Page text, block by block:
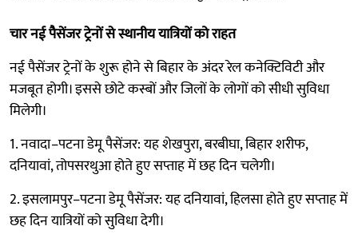
चार नई पैसेंजर ट्रेनों से स्थानीय यात्रियों को राहत
नई पैसेंजर ट्रेनों के शुरू होने से बिहार के अंदर रेल कनेक्टिविटी और
मजबूत होगी। इससे छोटे कस्बों और जिलों के लोगों को सीधी सुविधा
मिलेगी।
1. नवादा–पटना डेमू पैसेंजर: यह शेखपुरा, बरबीघा, बिहार शरीफ,
दनियावां, तोपसरथुआ होते हुए सप्ताह में छह दिन चलेगी।
2. इसलामपुर–पटना डेमू पैसेंजर: यह दनियावां, हिलसा होते हुए सप्ताह में
छह दिन यात्रियों को सुविधा देगी।